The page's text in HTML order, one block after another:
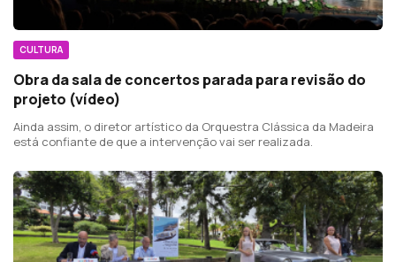
CULTURA
Obra da sala de concertos parada para revisão do
projeto (vídeo)
Ainda assim, o diretor artístico da Orquestra Clássica da Madeira
está confiante de que a intervenção vai ser realizada.